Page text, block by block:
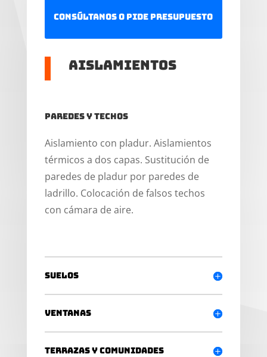
Consúltanos o pide presupuesto
Aislamientos
Paredes y techos
Aislamiento con pladur. Aislamientos
térmicos a dos capas. Sustitución de
paredes de pladur por paredes de
ladrillo. Colocación de falsos techos
con cámara de aire.
Suelos
Ventanas
Terrazas y comunidades